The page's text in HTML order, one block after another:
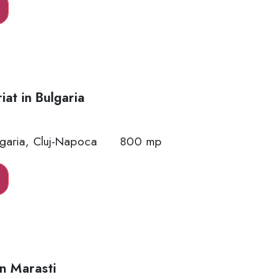
in Bulgaria
Cluj-Napoca 800 mp
Marasti